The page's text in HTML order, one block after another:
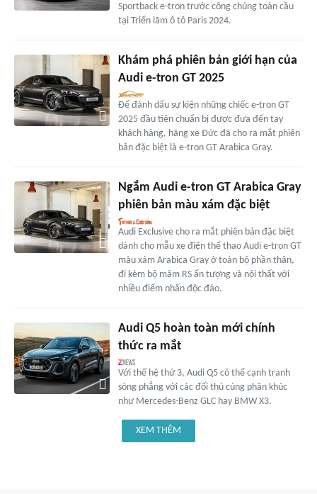
Sportback e-tron trước công chúng toàn cầu
tại Triển lãm ô tô Paris 2024.
Khám phá phiên bản giới hạn của
Audi e-tron GT 2025
Để đánh dấu sự kiện những chiếc e-tron GT
2025 đầu tiên chuẩn bị được đưa đến tay
khách hàng, hãng xe Đức đã cho ra mắt phiên
bản đặc biệt là e-tron GT Arabica Gray.
Ngắm Audi e-tron GT Arabica Gray
phiên bản màu xám đặc biệt
Audi Exclusive cho ra mắt phiên bản đặc biệt
dành cho mẫu xe điện thể thao Audi e-tron GT
màu xám Arabica Gray ở toàn bộ phần thân,
đi kèm bộ mâm RS ấn tượng và nội thất với
nhiều điểm nhấn độc đáo.
Audi Q5 hoàn toàn mới chính
thức ra mắt
Với thế hệ thứ 3, Audi Q5 có thể cạnh tranh
sòng phẳng với các đối thủ cùng phân khúc
như Mercedes-Benz GLC hay BMW X3.
XEM THÊM